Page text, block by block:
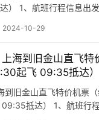
） 1、航班行程信息出
(Arrival Time) 出
2024-10-29
海到旧金山直飞特
起飞 09:35抵达）
到旧金山直飞特价机票
抵达） 1、航班行